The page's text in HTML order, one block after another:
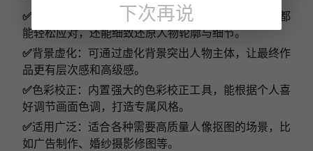
✅ 高质量抠图：面对复杂光照、杂乱背景等棘手情况都
能轻松应对，还能细致还原人物轮廓与细节。
✅背景虚化：可通过虚化背景突出人物主体，让最终作
品更有层次感和高级感。
✅色彩校正：内置强大的色彩校正工具，能根据个人喜
好调节画面色调，打造专属风格。
✅适用广泛：适合各种需要高质量人像抠图的场景，比
如广告制作、婚纱摄影修图等。
下次再说